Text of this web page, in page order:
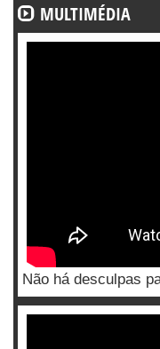
MULTIMÉDIA
Não há desculpas